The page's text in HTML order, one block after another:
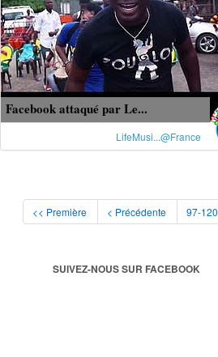
Facebook attaqué par Le...
LifeMusi...@France
<< Première < Précédente 97-120
SUIVEZ-NOUS SUR FACEBOOK